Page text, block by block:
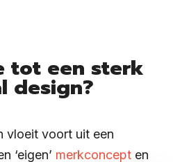
tot een sterk
design?
vloeit voort uit een
‘eigen’ merkconcept en